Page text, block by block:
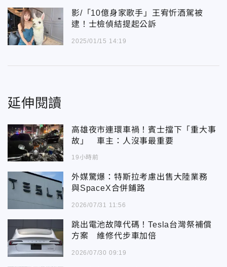
影/「10億身家歌手」王宥忻酒駕被
逮！士檢偵結提起公訴
2025/01/15 14:19
延伸閱讀
高雄夜市連環車禍！賓士擋下「重大事
故」 車主：人沒事最重要
19小時前
外媒驚爆：特斯拉考慮出售大陸業務
與SpaceX合併鋪路
2026/07/31 11:56
跳出電池故障代碼！Tesla台灣祭補償
方案 維修代步車加倍
2026/07/30 09:19